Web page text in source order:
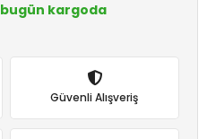
bugün kargoda
Güvenli Alışveriş